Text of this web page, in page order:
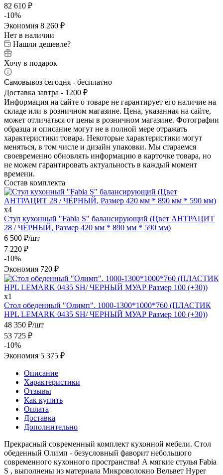
82 610 ₽
-10%
Экономия 8 260 ₽
Нет в наличии
Нашли дешевле?
Хочу в подарок
Самовывоз сегодня - бесплатно
Доставка завтра - 1200 ₽
Информация на сайте о товаре не гарантирует его наличие на
складе или в розничном магазине. Цена, указанная на сайте,
может отличаться от цены в розничном магазине. Фотографии
образца и описание могут не в полной мере отражать
характеристики товара. Некоторые характеристики могут
меняться, в том числе и дизайн упаковки. Мы стараемся
своевременно обновлять информацию в карточке товара, но
не можем гарантировать актуальность в каждый момент
времени.
Состав комплекта
x4
Стул кухонный "Fabia S" балансирующий (Цвет АНТРАЦИТ
28 / ЧЁРНЫЙ, Размер 420 мм * 890 мм * 590 мм)
6 500 ₽/шт
7 220 ₽
-10%
Экономия 720 ₽
x1
Стол обеденный "Олимп". 1000-1300*1000*760 (ПЛАСТИК
HPL LEMARK 0435 SH/ ЧЕРНЫЙ МУАР Размер 100 (+30))
48 350 ₽/шт
53 725 ₽
-10%
Экономия 5 375 ₽
Описание
Характеристики
Отзывы
Как купить
Оплата
Доставка
Дополнительно
Прекрасный современный комплект кухонной мебели. Стол
обеденный Олимп - безусловный фаворит небольшого
современного кухонного пространства! А мягкие стулья Fabia
S , выполнены из материала Микроволокно Вельвет Hyper